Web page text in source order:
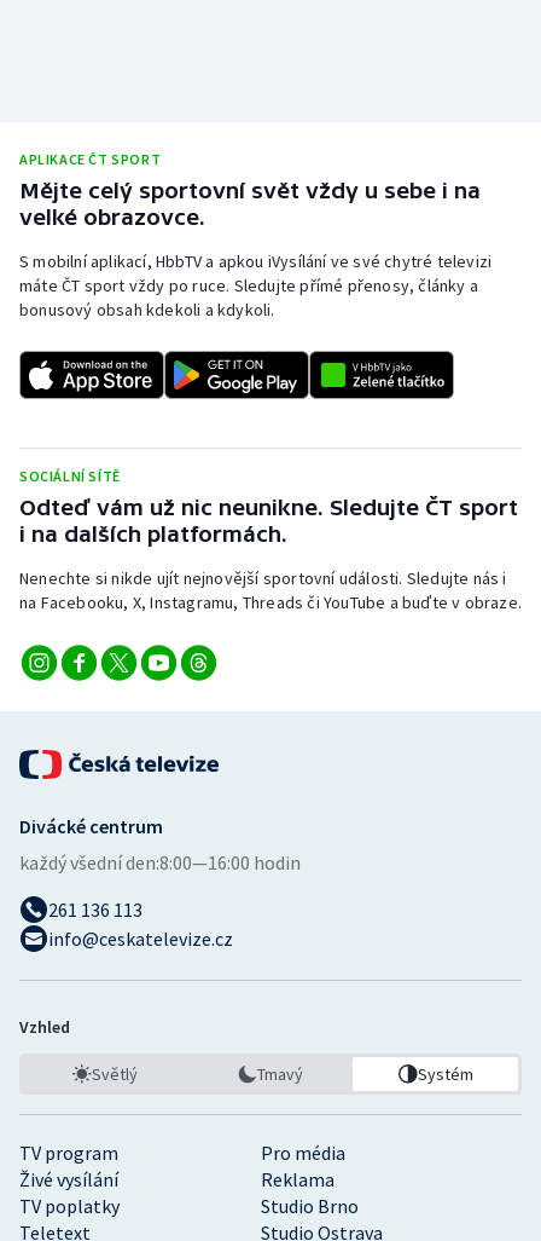
APLIKACE ČT SPORT
Mějte celý sportovní svět vždy u sebe i na
velké obrazovce.
S mobilní aplikací, HbbTV a apkou iVysílání ve své chytré televizi
máte ČT sport vždy po ruce. Sledujte přímé přenosy, články a
bonusový obsah kdekoli a kdykoli.
SOCIÁLNÍ SÍTĚ
Odteď vám už nic neunikne. Sledujte ČT sport
i na dalších platformách.
Nenechte si nikde ujít nejnovější sportovní události. Sledujte nás i
na Facebooku, X, Instagramu, Threads či YouTube a buďte v obraze.
TV program
Pro média
Živé vysílání
Reklama
TV poplatky
Studio Brno
Teletext
Studio Ostrava
Divácké centrum
každý všední den:8:00—16:00 hodin
261 136 113
info@ceskatelevize.cz
Vzhled
Světlý Tmavý Systém